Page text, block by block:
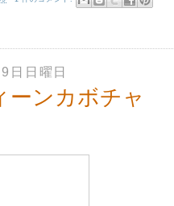
日日曜日
ーンカボチャ